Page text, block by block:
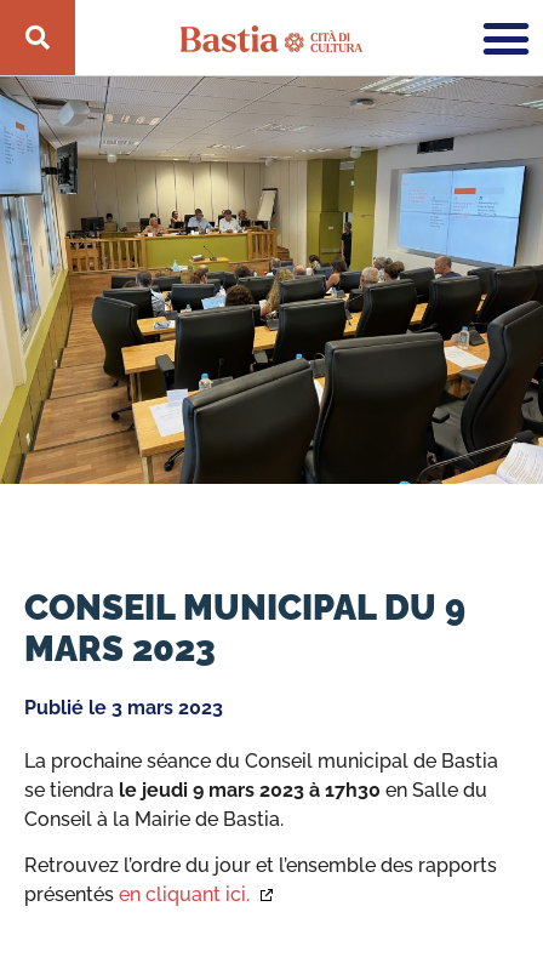
CONSEIL MUNICIPAL DU 9
MARS 2023
Publié le 3 mars 2023
La prochaine séance du Conseil municipal de Bastia
se tiendra le jeudi 9 mars 2023 à 17h30 en Salle du
Conseil à la Mairie de Bastia.
Retrouvez l’ordre du jour et l’ensemble des rapports
présentés en cliquant ici.